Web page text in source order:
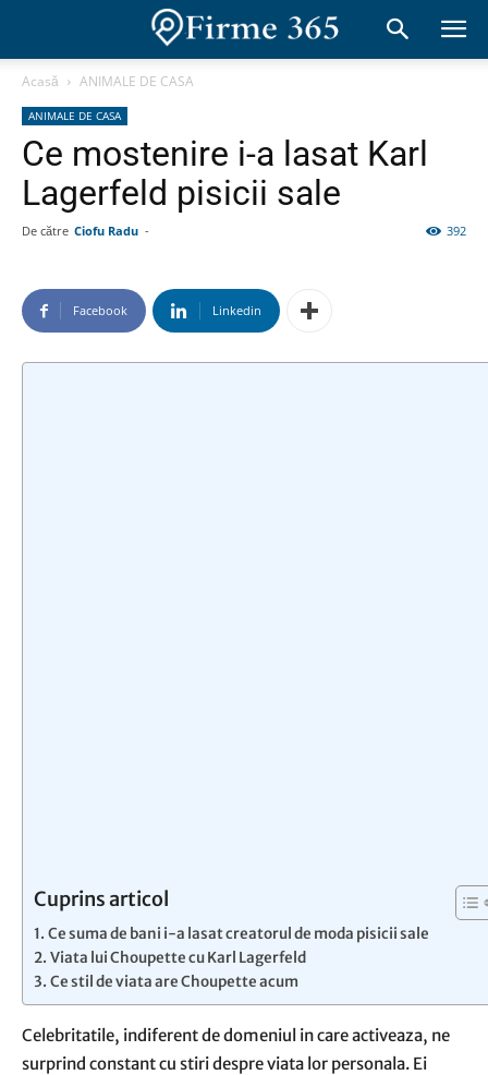
Acasă ANIMALE DE CASA
ANIMALE DE CASA
Ce mostenire i-a lasat Karl
Lagerfeld pisicii sale
De către Ciofu Radu - 392
Facebook Linkedin
Cuprins articol
Ce suma de bani i-a lasat creatorul de moda pisicii sale
Viata lui Choupette cu Karl Lagerfeld
Ce stil de viata are Choupette acum
Celebritatile, indiferent de domeniul in care activeaza, ne
surprind constant cu stiri despre viata lor personala. Ei